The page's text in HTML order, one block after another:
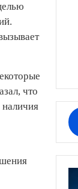
что
наличия